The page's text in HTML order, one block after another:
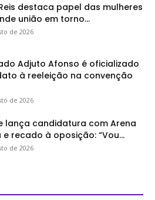
destaca papel das mulheres
união em torno...
de 2026
Adjuto Afonso é oficializado
à reeleição na convenção
de 2026
lança candidatura com Arena
recado à oposição: “Vou...
de 2026